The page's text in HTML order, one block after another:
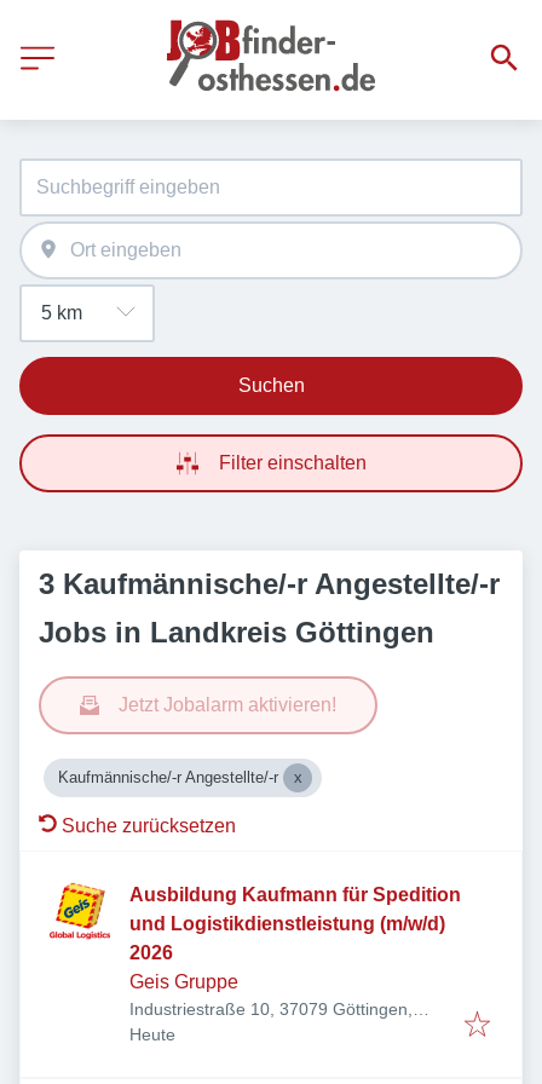
Suchen
Filter einschalten
3 Kaufmännische/-r Angestellte/-r
Jobs in Landkreis Göttingen
Jetzt Jobalarm aktivieren!
Kaufmännische/-r Angestellte/-r
Suche zurücksetzen
Ausbildung Kaufmann für Spedition
und Logistikdienstleistung (m/w/d)
2026
Geis Gruppe
Industriestraße 10, 37079 Göttingen,
Deutschland
Veröffentlicht
Heute